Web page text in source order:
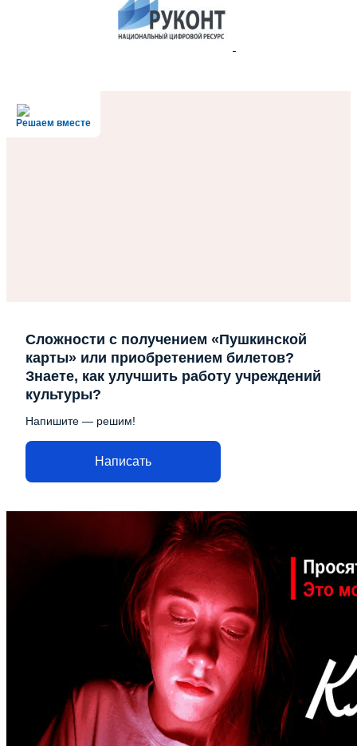
Решаем вместе
Сложности с получением «Пушкинской
карты» или приобретением билетов?
Знаете, как улучшить работу учреждений
культуры?
Напишите — решим!
Написать